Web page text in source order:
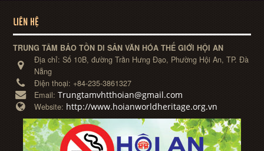
LIÊN HỆ
TRUNG TÂM BẢO TỒN DI SẢN VĂN HÓA THẾ GIỚI HỘI AN
Địa chỉ:Số 10B, đường Trần Hưng Đạo, Phường Hội An, TP. Đà
Nẵng
Điện thoại: +84-235-3861327
Email:Trungtamvhtthoian@gmail.com
Website: http://www.hoianworldheritage.org.vn